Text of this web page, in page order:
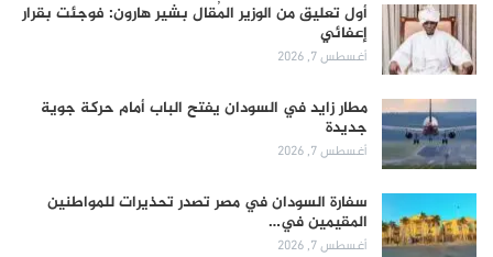
أول تعليق من الوزير المُقال بشير هارون: فوجئت بقرار
إعفائي
أغسطس 7, 2026
مطار زايد في السودان يفتح الباب أمام حركة جوية
جديدة
أغسطس 7, 2026
سفارة السودان في مصر تصدر تحذيرات للمواطنين
المقيمين في…
أغسطس 7, 2026